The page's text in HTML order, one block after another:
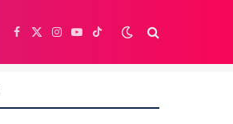
Facebook
X
Instagram
YouTubeTikTok